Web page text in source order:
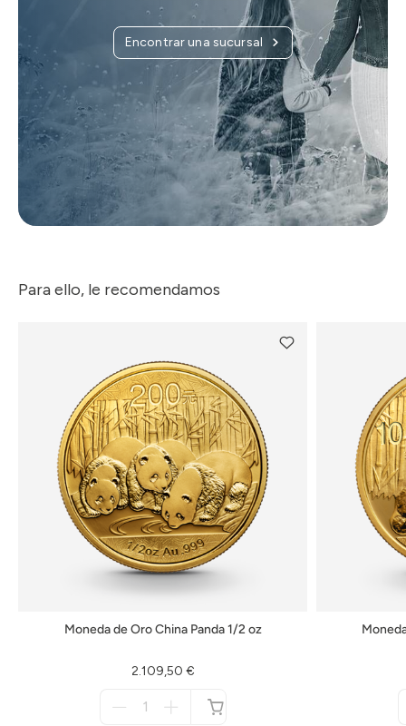
Encontrar una sucursal
Para ello, le recomendamos
Moneda de Oro China Panda 1/2 oz
2.109,50 €